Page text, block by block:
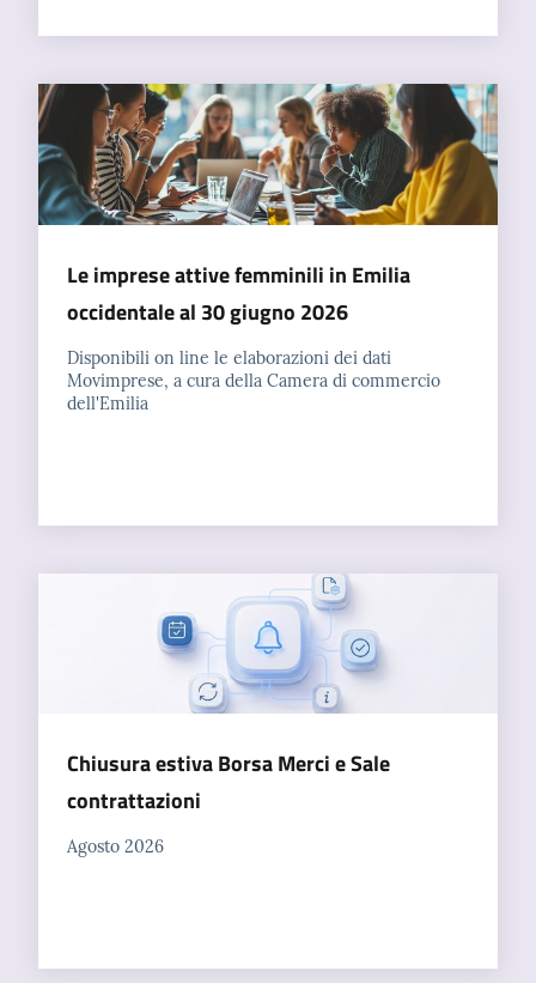
Registrati
Seguici
Le imprese attive femminili in Emilia
occidentale al 30 giugno 2026
Disponibili on line le elaborazioni dei dati
Movimprese, a cura della Camera di commercio
dell'Emilia
Chiusura estiva Borsa Merci e Sale
contrattazioni
Agosto 2026